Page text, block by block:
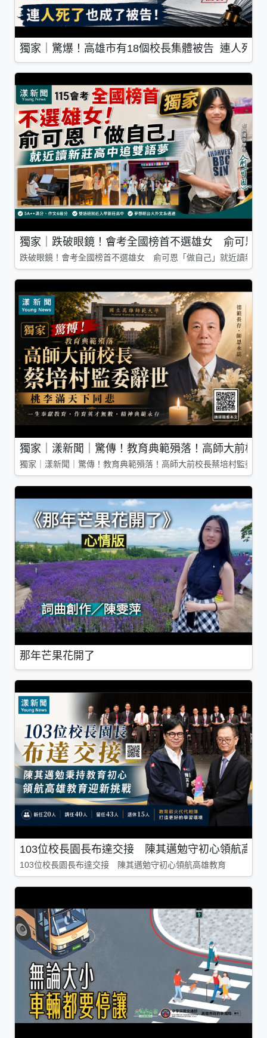
獨家｜驚爆！高雄市有18個校長集體被告 連人死了
獨家｜跌破眼鏡！會考全國榜首不選雄女 俞可恩
跌破眼鏡！會考全國榜首不選雄女 俞可恩「做自己」就近讀新莊
獨家｜漾新聞｜驚傳！教育典範殞落！高師大前校
獨家｜漾新聞｜驚傳！教育典範殞落！高師大前校長蔡培村監委
那年芒果花開了
103位校長園長布達交接 陳其邁勉守初心領航高雄
103位校長園長布達交接 陳其邁勉守初心領航高雄教育